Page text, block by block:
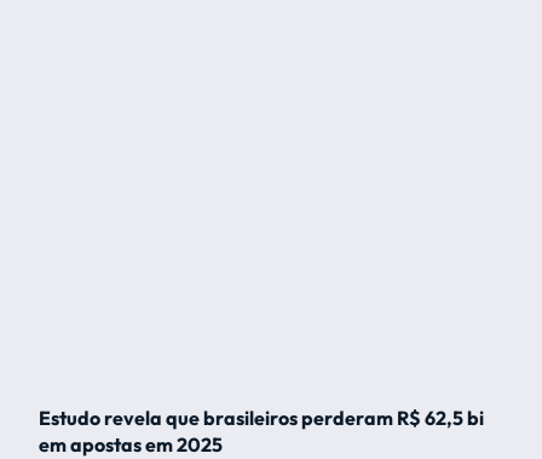
Estudo revela que brasileiros perderam R$ 62,5 bi
em apostas em 2025